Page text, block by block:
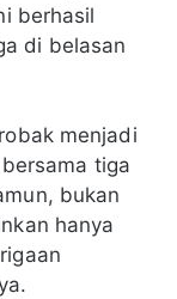
berhasil
di belasan
menjadi
tiga
bukan
hanya